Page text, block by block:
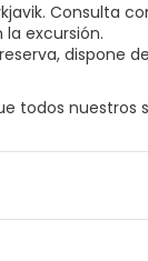
Consulta
excursión.
reserva, dispone
nuestros